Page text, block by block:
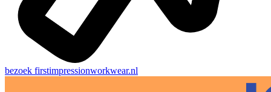
bezoek firstimpressionworkwear.nl